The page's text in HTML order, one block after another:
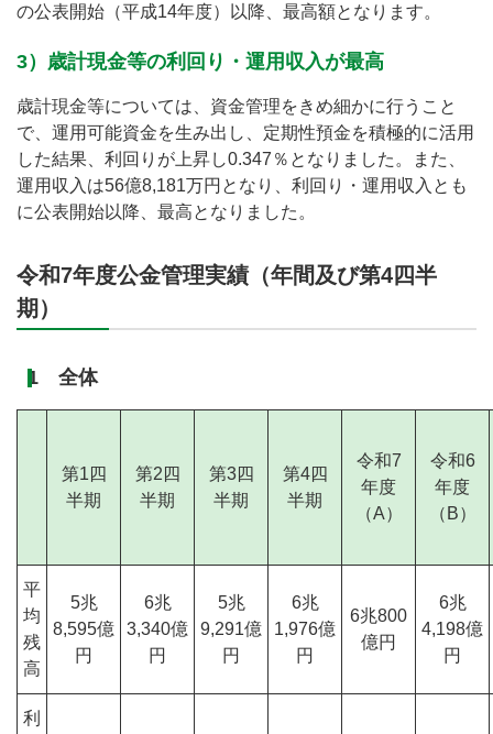
の公表開始（平成14年度）以降、最高額となります。
3）歳計現金等の利回り・運用収入が最高
歳計現金等については、資金管理をきめ細かに行うこと
で、運用可能資金を生み出し、定期性預金を積極的に活用
した結果、利回りが上昇し0.347％となりました。また、
運用収入は56億8,181万円となり、利回り・運用収入とも
に公表開始以降、最高となりました。
令和7年度公金管理実績（年間及び第4四半
期）
1 全体
第1四
半期
第2四
半期
第3四
半期
第4四
半期
令和7
年度
（A）
令和6
年度
（B）
平
均
残
高
5兆
8,595億
円
6兆
3,340億
円
5兆
9,291億
円
6兆
1,976億
円
6兆800
億円
6兆
4,198億
円
利